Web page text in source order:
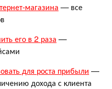
магазина — все
его в 2 раза —
для роста прибыли —
дохода с клиента